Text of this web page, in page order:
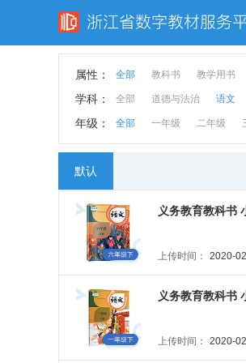
属性： 全部 教科书 教学用书
学科： 全部 道德与法治 语文
年级： 全部 一年级 二年级
默认
义务教育教科书
上传时间： 2020-
义务教育教科书
上传时间： 2020-